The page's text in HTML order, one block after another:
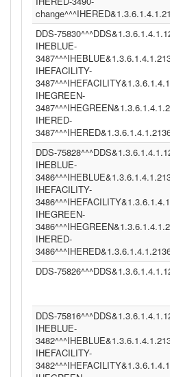
DDS-
IHEBLUE-
IHEFACILITY-
IHEGREEN-
IHERED-
DDS-
IHEBLUE-
IHEFACILITY-
IHEGREEN-
IHERED-
DDS-
DDS-
IHEBLUE-
IHEFACILITY-